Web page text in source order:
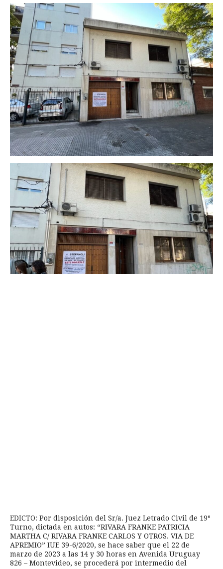
EDICTO: Por disposición del Sr/a. Juez Letrado Civil de 19º
Turno, dictada en autos: “RIVARA FRANKE PATRICIA
MARTHA C/ RIVARA FRANKE CARLOS Y OTROS. VIA DE
APREMIO” IUE 39-6/2020, se hace saber que el 22 de
marzo de 2023 a las 14 y 30 horas en Avenida Uruguay
826 – Montevideo, se procederá por intermedio del